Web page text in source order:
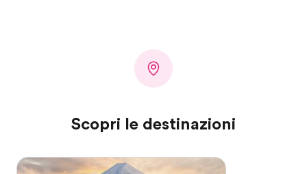
Scopri le destinazioni